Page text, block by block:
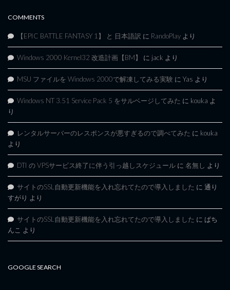
COMMENTS
【EPIC BATTLE FANTASY 1】 と 日本語訳 に RandoPlay より
Windows 2000 Kernel32 改造計画【BM】 に jack より
MSU ファイルを Windows 2000で解凍してみる実験 に Yas より
Windows NT 3.51 Service Pack 5 をサルベージしてみた に kouka よ
り
レンタルサーバーのレスポンスが悪すぎるので調べてみた に kouka
より
DTI の VPSサービス終了に伴う引っ越しスケジュール に 名無し より
サイトのSSL自動更新機能を入れ忘れてたので導入しました に 通り
すがり より
サイトのSSL自動更新機能を入れ忘れてたので導入しました に ぱち
んこ より
GOOGLE SEARCH